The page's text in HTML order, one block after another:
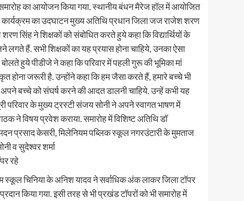
समारोह का आयोजन किया गया. स्थानीय बंधन मैरेज हॉल में आयोजित
कार्यक्रम का उदघाटन मुख्य अतिथि प्रधान जिला जज राजेश शरण
सिंह ने शिक्षकों को संबोधित करते हुये कहा कि विद्यार्थियों के
हैं. सभी शिक्षकों का यह प्रयास होना चाहिये, उनका ऐसा
हुये पीडीजे ने कहा कि परिवार में पहली गुरू की भूमिका मां
होना जरूरी है. उन्होंने कहा कि हम जैसा करते हैं, हमारे बच्चे भी
अपने बच्चे को संघर्ष करने की आदत डालनी चाहिये. उन्हें कभी यह
परिवार के मुख्य ट्रस्टी संजय सोनी ने अपने स्वागत भाषण में
ने विषय प्रवेश कराया. समारोह में विशिष्ट अतिथि डॉ
प्रसाद केसरी, मिलेनियम पब्लिक स्कूल नगरउंटारी के मुमताज
व सुदेश्वर शर्मा
रहे
स्कूल चिनिया के अनिश यादव ने सर्वाधिक अंक लाकर जिला टॉपर
किया गया. इसी तरह से भी प्रखंड टॉपरों को भी समारोह में